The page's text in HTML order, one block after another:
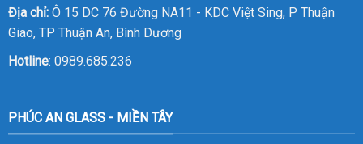
Địa chỉ:Ô 15 DC 76 Đường NA11 - KDC Việt Sing, P Thuận
Giao, TP Thuận An, Bình Dương
Hotline: 0989.685.236
PHÚC AN GLASS - MIỀN TÂY